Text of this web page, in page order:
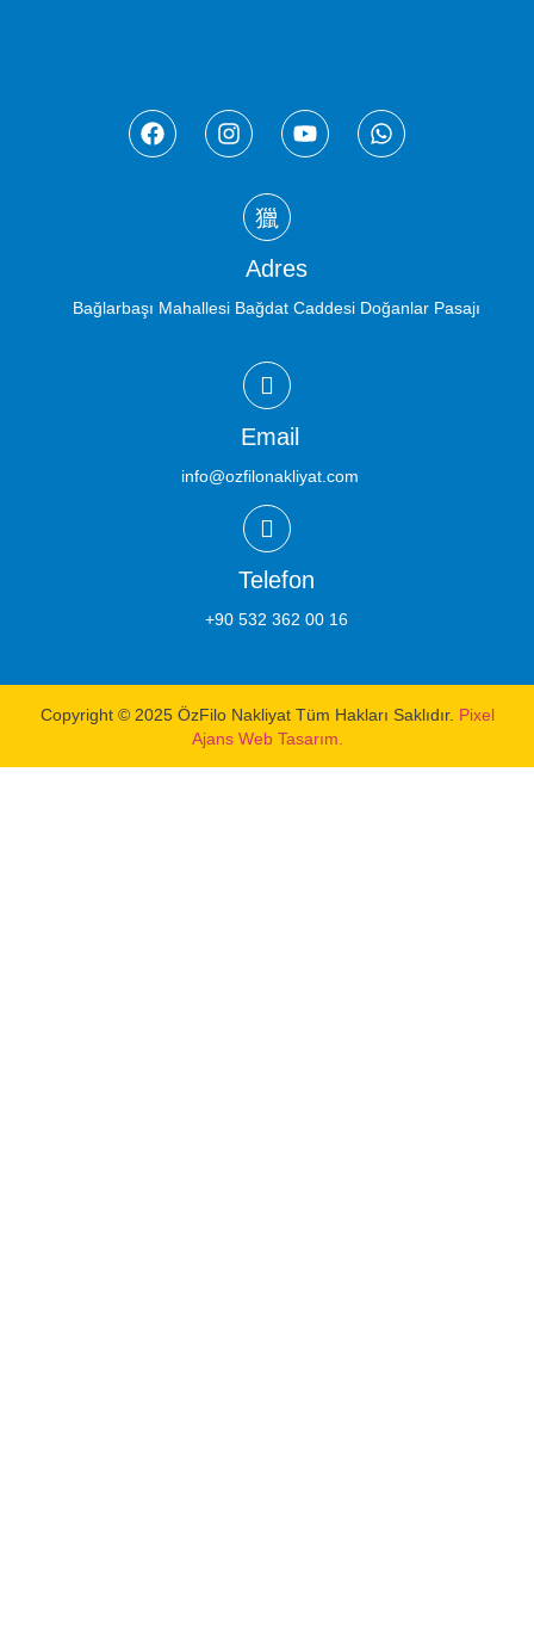
Adres
Bağlarbaşı Mahallesi Bağdat Caddesi Doğanlar Pasajı
Email
info@ozfilonakliyat.com
Telefon
+90 532 362 00 16
Copyright © 2025 ÖzFilo Nakliyat Tüm Hakları Saklıdır. Pixel
Ajans Web Tasarım.